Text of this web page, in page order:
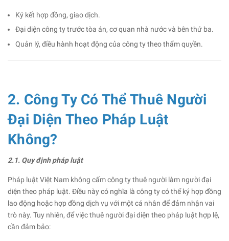
Ký kết hợp đồng, giao dịch.
Đại diện công ty trước tòa án, cơ quan nhà nước và bên thứ ba.
Quản lý, điều hành hoạt động của công ty theo thẩm quyền.
2. Công Ty Có Thể Thuê Người
Đại Diện Theo Pháp Luật
Không?
2.1. Quy định pháp luật
Pháp luật Việt Nam không cấm công ty thuê người làm người đại
diện theo pháp luật. Điều này có nghĩa là công ty có thể ký hợp đồng
lao động hoặc hợp đồng dịch vụ với một cá nhân để đảm nhận vai
trò này. Tuy nhiên, để việc thuê người đại diện theo pháp luật hợp lệ,
cần đảm bảo: